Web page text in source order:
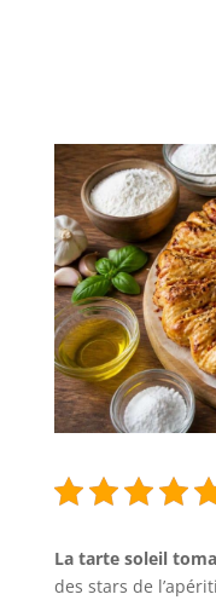
La tarte soleil
des stars de